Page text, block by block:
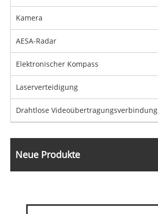
Kamera
AESA-Radar
Elektronischer Kompass
Laserverteidigung
Drahtlose Videoübertragungsverbindung
Neue Produkte